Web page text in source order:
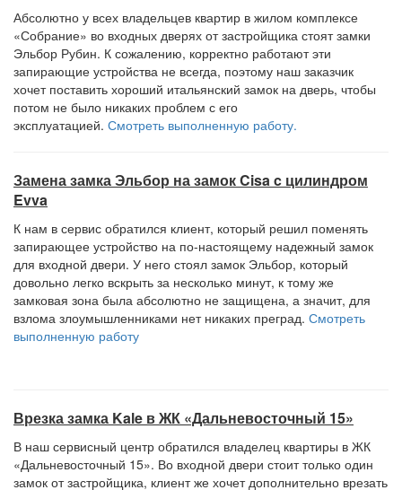
Абсолютно у всех владельцев квартир в жилом комплексе
«Собрание» во входных дверях от застройщика стоят замки
Эльбор Рубин. К сожалению, корректно работают эти
запирающие устройства не всегда, поэтому наш заказчик
хочет поставить хороший итальянский замок на дверь, чтобы
потом не было никаких проблем с его
эксплуатацией. Смотреть выполненную работу.
Замена замка Эльбор на замок Cisa c цилиндром
Evva
К нам в сервис обратился клиент, который решил поменять
запирающее устройство на по-настоящему надежный замок
для входной двери. У него стоял замок Эльбор, который
довольно легко вскрыть за несколько минут, к тому же
замковая зона была абсолютно не защищена, а значит, для
взлома злоумышленниками нет никаких преград. Смотреть
выполненную работу
Врезка замка Kale в ЖК «Дальневосточный 15»
В наш сервисный центр обратился владелец квартиры в ЖК
«Дальневосточный 15». Во входной двери стоит только один
замок от застройщика, клиент же хочет дополнительно врезать